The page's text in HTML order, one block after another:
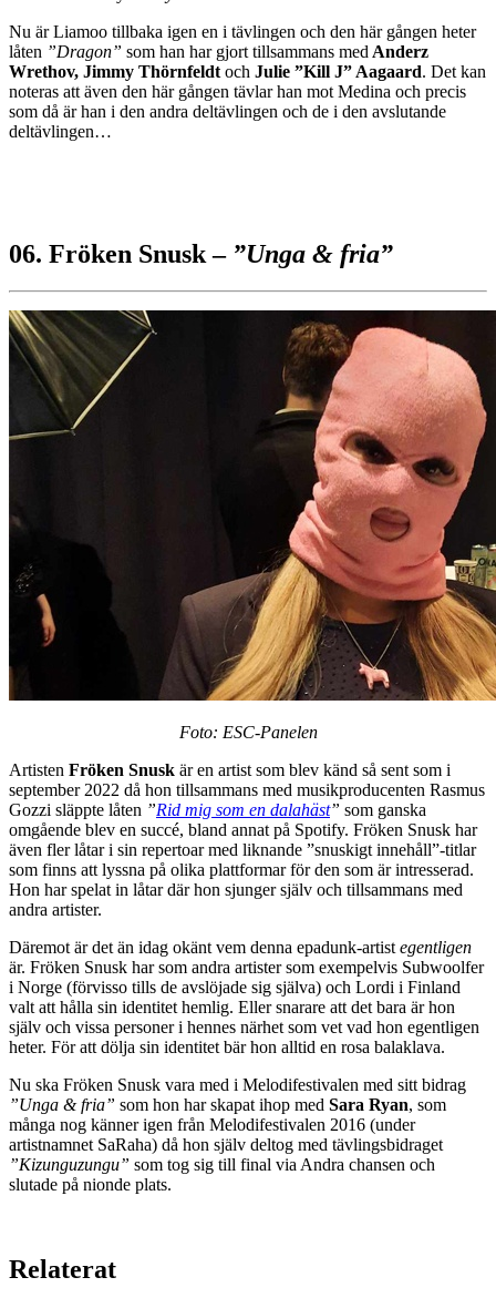
Nu är Liamoo tillbaka igen en i tävlingen och den här gången heter
låten ”Dragon” som han har gjort tillsammans med Anderz
Wrethov, Jimmy Thörnfeldt och Julie ”Kill J” Aagaard. Det kan
noteras att även den här gången tävlar han mot Medina och precis
som då är han i den andra deltävlingen och de i den avslutande
deltävlingen…
06. Fröken Snusk – ”Unga & fria”
Foto: ESC-Panelen
Artisten Fröken Snusk är en artist som blev känd så sent som i
september 2022 då hon tillsammans med musikproducenten Rasmus
Gozzi släppte låten ”Rid mig som en dalahäst” som ganska
omgående blev en succé, bland annat på Spotify. Fröken Snusk har
även fler låtar i sin repertoar med liknande ”snuskigt innehåll”-titlar
som finns att lyssna på olika plattformar för den som är intresserad.
Hon har spelat in låtar där hon sjunger själv och tillsammans med
andra artister.
Däremot är det än idag okänt vem denna epadunk-artistegentligen
är. Fröken Snusk har som andra artister som exempelvis Subwoolfer
i Norge (förvisso tills de avslöjade sig själva) och Lordi i Finland
valt att hålla sin identitet hemlig. Eller snarare att det bara är hon
själv och vissa personer i hennes närhet som vet vad hon egentligen
heter. För att dölja sin identitet bär hon alltid en rosa balaklava.
Nu ska Fröken Snusk vara med i Melodifestivalen med sitt bidrag
”Unga & fria” som hon har skapat ihop med Sara Ryan, som
många nog känner igen från Melodifestivalen 2016 (under
artistnamnet SaRaha) då hon själv deltog med tävlingsbidraget
”Kizunguzungu” som tog sig till final via Andra chansen och
slutade på nionde plats.
Relaterat